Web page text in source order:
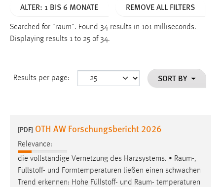
ALTER: 1 BIS 6 MONATE REMOVE ALL FILTERS
Searched for "raum". Found 34 results in 101 milliseconds.
Displaying results 1 to 25 of 34.
Results per page: SORT BY
[PDF] OTH AW Forschungsbericht 2026
Relevance:
die vollständige Vernetzung des Harzsystems. • Raum-,
Füllstoff- und Formtemperaturen ließen einen schwachen
Trend erkennen: Hohe Füllstoff- und Raum- temperaturen